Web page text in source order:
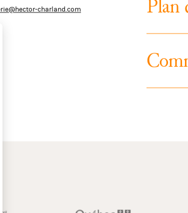
charland.com Plan
Com